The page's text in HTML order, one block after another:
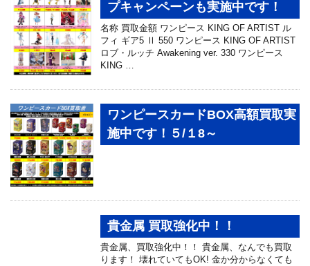
プキャンペーンも実施中です！
名称 買取金額 ワンピース KING OF ARTIST ル
フィ ギア5 Ⅱ 550 ワンピース KING OF ARTIST
ロブ・ルッチ Awakening ver. 330 ワンピース
KING …
ワンピースカードBOX高額買取実
施中です！５/１8～
貴金属 買取強化中！！
貴金属、買取強化中！！ 貴金属、なんでも買取
ります！ 壊れていてもOK! 金か分からなくても